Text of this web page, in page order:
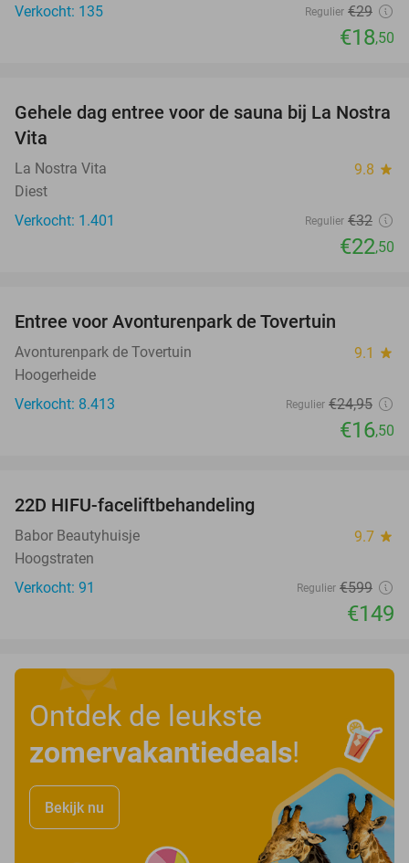
Verkocht: 135 Regulier €29
€18,50
30%
Gehele dag entree voor de sauna bij La Nostra
Vita
La Nostra Vita 9.8 star
Diest
Verkocht: 1.401
Regulier €32
€22,50
Entree voor Avonturenpark de Tovertuin
Avonturenpark de Tovertuin 9.1 star
Hoogerheide
Verkocht: 8.413
Regulier €24,95
€16,50
22D HIFU-faceliftbehandeling
Babor Beautyhuisje 9.7 star
Hoogstraten
Verkocht: 91
Regulier €599
€149
Ontdek de leukste
zomervakantiedeals!
Bekijk nu